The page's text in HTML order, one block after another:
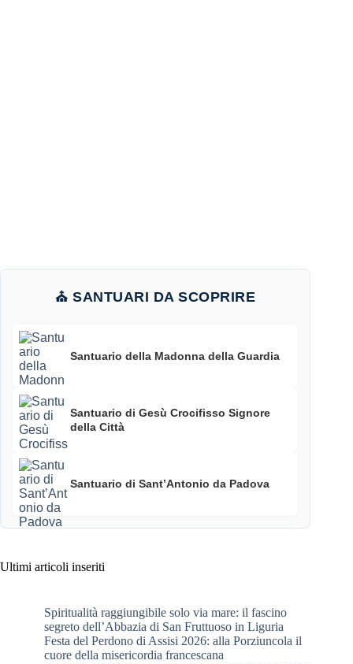
⛪ SANTUARI DA SCOPRIRE
Santuario della Madonna della Guardia
Santuario di Gesù Crocifisso Signore
della Città
Santuario di Sant’Antonio da Padova
Ultimi articoli inseriti
Spiritualità raggiungibile solo via mare: il fascino
segreto dell’Abbazia di San Fruttuoso in Liguria
Festa del Perdono di Assisi 2026: alla Porziuncola il
cuore della misericordia francescana